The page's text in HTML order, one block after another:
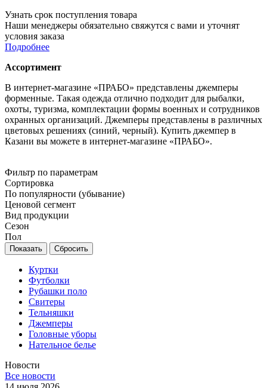
Узнать срок поступления товара
Наши менеджеры обязательно свяжутся с вами и уточнят
условия заказа
Подробнее
Ассортимент
В интернет-магазине «ПРАБО» представлены джемперы
форменные. Такая одежда отлично подходит для рыбалки,
охоты, туризма, комплектации формы военных и сотрудников
охранных организаций. Джемперы представлены в различных
цветовых решениях (синий, черный). Купить джемпер в
Казани вы можете в интернет-магазине «ПРАБО».
Фильтр по параметрам
Сортировка
По популярности (убывание)
Ценовой сегмент
Вид продукции
Сезон
Пол
Сбросить
Куртки
Футболки
Рубашки поло
Свитеры
Тельняшки
Джемперы
Головные уборы
Нательное белье
Новости
Все новости